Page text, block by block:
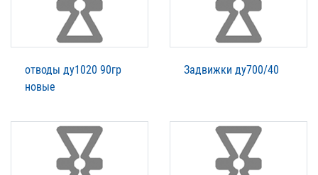
отводы ду1020 90гр
новые
Задвижки ду700/40